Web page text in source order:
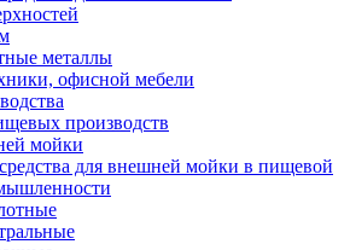
металлы
офисной мебели
производств
мойки
для внешней мойки в пищевой